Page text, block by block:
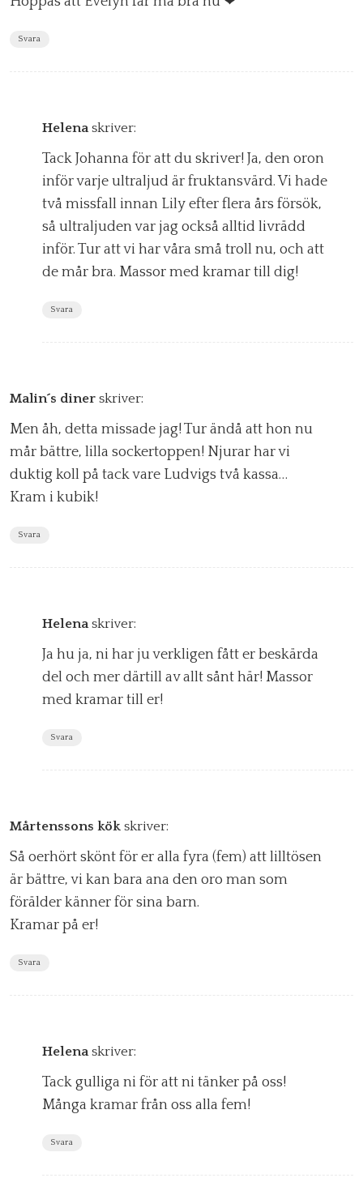
Svara
Helena skriver:
Tack Johanna för att du skriver! Ja, den oron
inför varje ultraljud är fruktansvärd. Vi hade
två missfall innan Lily efter flera års försök,
så ultraljuden var jag också alltid livrädd
inför. Tur att vi har våra små troll nu, och att
de mår bra. Massor med kramar till dig!
Svara
Malin´s diner skriver:
Men åh, detta missade jag! Tur ändå att hon nu
mår bättre, lilla sockertoppen! Njurar har vi
duktig koll på tack vare Ludvigs två kassa…
Kram i kubik!
Svara
Helena skriver:
Ja hu ja, ni har ju verkligen fått er beskärda
del och mer därtill av allt sånt här! Massor
med kramar till er!
Svara
Mårtenssons kök skriver:
Så oerhört skönt för er alla fyra (fem) att lilltösen
är bättre, vi kan bara ana den oro man som
förälder känner för sina barn.
Kramar på er!
Svara
Helena skriver:
Tack gulliga ni för att ni tänker på oss!
Många kramar från oss alla fem!
Svara